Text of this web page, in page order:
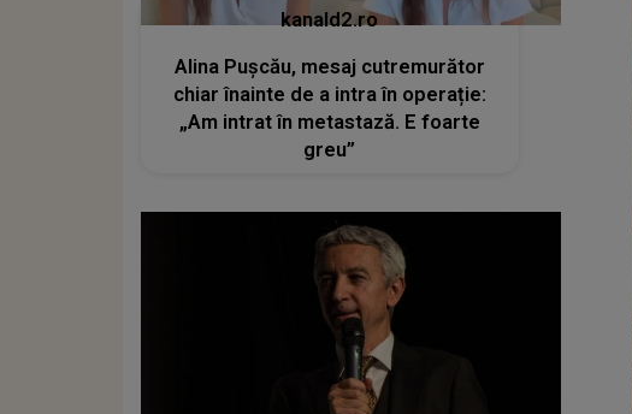
kanald2.ro
Alina Pușcău, mesaj cutremurător
chiar înainte de a intra în operație:
„Am intrat în metastază. E foarte
greu”